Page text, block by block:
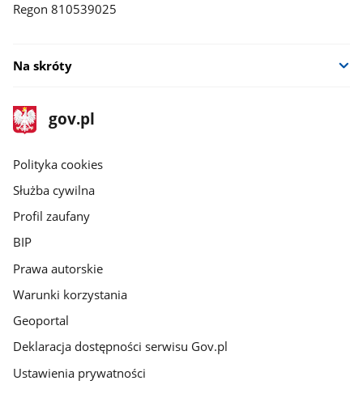
Regon 810539025
Na skróty
stopka
gov.pl
Strona
gov.pl
gov.pl
Polityka cookies
Służba cywilna
Profil zaufany
BIP
Prawa autorskie
Warunki korzystania
Geoportal
Deklaracja dostępności serwisu Gov.pl
Ustawienia prywatności